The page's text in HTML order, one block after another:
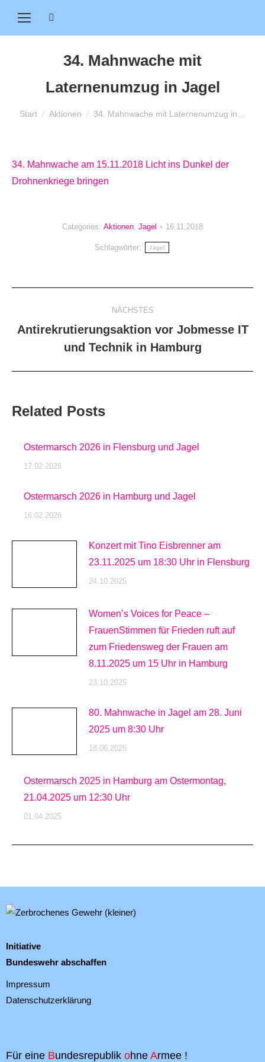
Search:
34. Mahnwache mit
Laternenumzug in Jagel
Sie befinden sich hier:
Start Aktionen 34. Mahnwache mit Laternenumzug in…
34. Mahnwache am 15.11.2018 Licht ins Dunkel der
Drohnenkriege bringen
Categories: Aktionen, Jagel 16.11.2018
Schlagwörter: Jagel
Kommentarnavigation
NÄCHSTES
Nächster
Beitrag:
Antirekrutierungsaktion vor Jobmesse IT
und Technik in Hamburg
Related Posts
Ostermarsch 2026 in Flensburg und Jagel
17.02.2026
Ostermarsch 2026 in Hamburg und Jagel
16.02.2026
Konzert mit Tino Eisbrenner am
23.11.2025 um 18:30 Uhr in Flensburg
24.10.2025
Women’s Voices for Peace –
FrauenStimmen für Frieden ruft auf
zum Friedensweg der Frauen am
8.11.2025 um 15 Uhr in Hamburg
23.10.2025
80. Mahnwache in Jagel am 28. Juni
2025 um 8:30 Uhr
18.06.2025
Ostermarsch 2025 in Hamburg am Ostermontag,
21.04.2025 um 12:30 Uhr
01.04.2025
Initiative
Bundeswehr abschaffen
Impressum
Datenschutzerklärung
Für eine Bundesrepublik ohne Armee !